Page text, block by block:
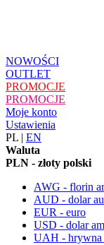
NOWOŚCI
OUTLET
PROMOCJE
PROMOCJE
Moje konto
Ustawienia
PL | EN
Waluta
PLN - złoty polski
AWG - florin
AUD - dolar
EUR - euro
USD - dolar
UAH - hrywna